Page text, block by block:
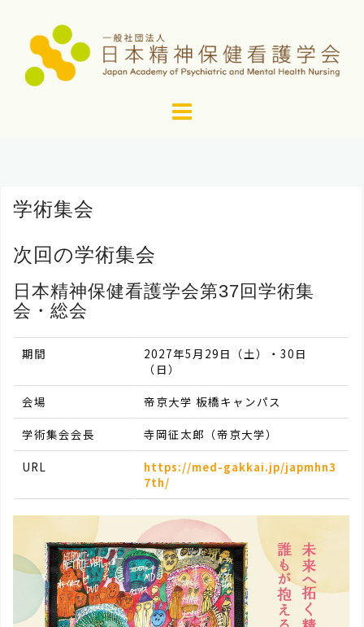
学術集会
次回の学術集会
日本精神保健看護学会第37回学術集
会・総会
期間
2027年5月29日（土）・30日
（日）
会場
帝京大学 板橋キャンパス
学術集会会長
寺岡征太郎（帝京大学）
URL
https://med-gakkai.jp/japmhn3
7th/